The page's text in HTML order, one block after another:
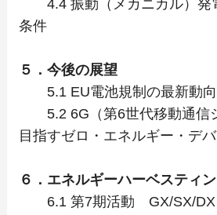
4.4 振動（メカニカル）発
条件
５．今後の展望
5.1 EU電池規制の最新動
5.2 6G（第6世代移動通信
目指すゼロ・エネルギー・デ
６．エネルギーハーベスティ
6.1 第7期活動 GX/SX/DX